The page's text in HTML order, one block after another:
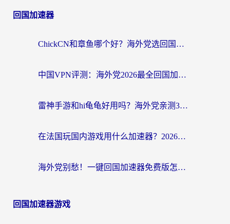
回国加速器
ChickCN和章鱼哪个好？海外党选回国加速器的3个关键维度 + 实用避坑指南
中国VPN评测：海外党2026最全回国加速器选择指南，告别地区限制不踩坑
雷神手游和hi龟龟好用吗？海外党亲测3款回国加速器，教你选对国外到国内加速器
在法国玩国内游戏用什么加速器？2026实测解决延迟卡顿的实用指南
海外党别愁！一键回国加速器免费版怎么选？从踩坑到流畅访问的全攻略
回国加速器游戏